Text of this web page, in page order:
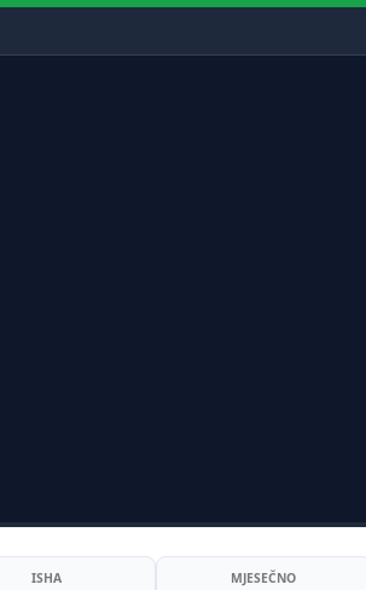
ISHA MJESEČNO